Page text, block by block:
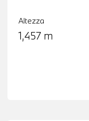
Altezza
1,457 m